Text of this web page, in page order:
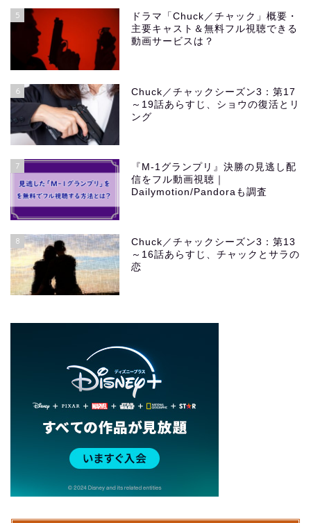
5
ドラマ「Chuck／チャック」概要・
主要キャスト＆無料フル視聴できる
動画サービスは？
6
Chuck／チャックシーズン3：第17
～19話あらすじ、ショウの復活とリ
ング
7
『M-1グランプリ』決勝の見逃し配
信をフル動画視聴｜
Dailymotion/Pandoraも調査
8
Chuck／チャックシーズン3：第13
～16話あらすじ、チャックとサラの
恋